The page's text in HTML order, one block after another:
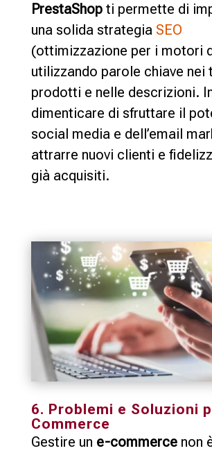
PrestaShopti permette di
una solida strategia SEO
(ottimizzazione per i motori
utilizzando parole chiave nei
prodotti e nelle descrizioni.
dimenticare di sfruttare il
social media e dell’email
attrarre nuovi clienti e
già acquisiti.
6. Problemi e Soluzioni
Commerce
Gestire un e-commercenon